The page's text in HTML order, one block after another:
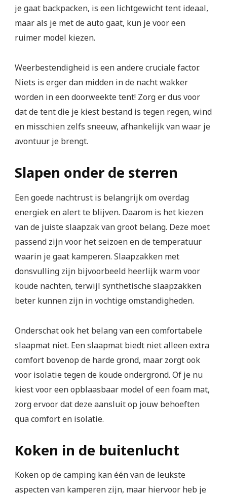
je gaat backpacken, is een lichtgewicht tent ideaal,
maar als je met de auto gaat, kun je voor een
ruimer model kiezen.
Weerbestendigheid is een andere cruciale factor.
Niets is erger dan midden in de nacht wakker
worden in een doorweekte tent! Zorg er dus voor
dat de tent die je kiest bestand is tegen regen, wind
en misschien zelfs sneeuw, afhankelijk van waar je
avontuur je brengt.
Slapen onder de sterren
Een goede nachtrust is belangrijk om overdag
energiek en alert te blijven. Daarom is het kiezen
van de juiste slaapzak van groot belang. Deze moet
passend zijn voor het seizoen en de temperatuur
waarin je gaat kamperen. Slaapzakken met
donsvulling zijn bijvoorbeeld heerlijk warm voor
koude nachten, terwijl synthetische slaapzakken
beter kunnen zijn in vochtige omstandigheden.
Onderschat ook het belang van een comfortabele
slaapmat niet. Een slaapmat biedt niet alleen extra
comfort bovenop de harde grond, maar zorgt ook
voor isolatie tegen de koude ondergrond. Of je nu
kiest voor een opblaasbaar model of een foam mat,
zorg ervoor dat deze aansluit op jouw behoeften
qua comfort en isolatie.
Koken in de buitenlucht
Koken op de camping kan één van de leukste
aspecten van kamperen zijn, maar hiervoor heb je